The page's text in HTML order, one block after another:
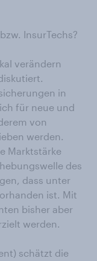
InsurTechs?
verändern
in
für neue und
von
werden.
Marktstärke
des
dass unter
ist. Mit
bisher aber
werden.
schätzt die